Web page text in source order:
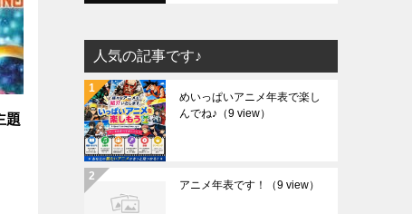
題
人気の記事です♪
めいっぱいアニメ年表で楽し
んでね♪ （9 view）
アニメ年表です！ （9 view）